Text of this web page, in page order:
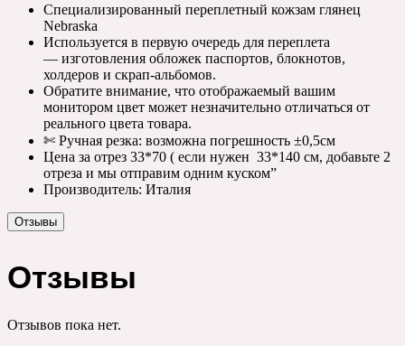
Специализированный переплетный кожзам глянец
Nebraska
Используется в первую очередь для переплета
— изготовления обложек паспортов, блокнотов,
холдеров и скрап-альбомов.
Обратите внимание, что отображаемый вашим
монитором цвет может незначительно отличаться от
реального цвета товара.
✄ Ручная резка: возможна погрешность ±0,5см
Цена за отрез 33*70 ( если нужен 33*140 см, добавьте 2
отреза и мы отправим одним куском”
Производитель: Италия
Отзывы
Отзывы
Отзывов пока нет.